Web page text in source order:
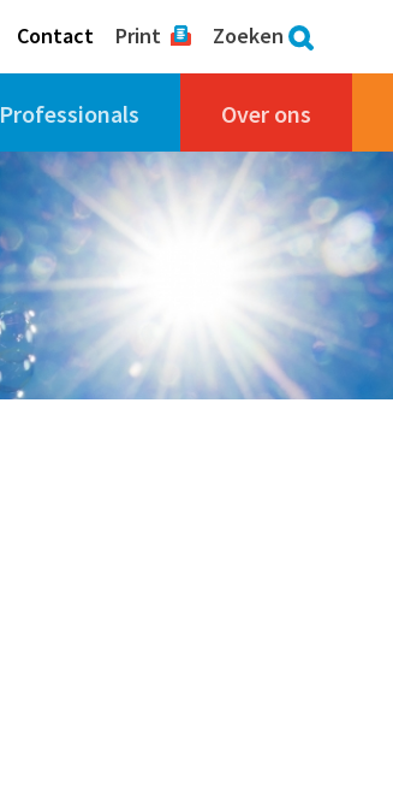
Contact Print Zoeken
Professionals Over ons